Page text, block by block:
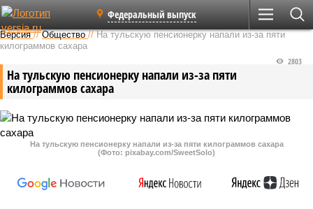
Федеральный выпуск
Версия //Общество //На тульскую пенсионерку напали из-за пяти
килограммов сахара
На тульскую пенсионерку напали из-за пяти
килограммов сахара
2803
На тульскую пенсионерку напали из-за пяти килограммов сахара
(Фото: pixabay.com/SweetSolo)